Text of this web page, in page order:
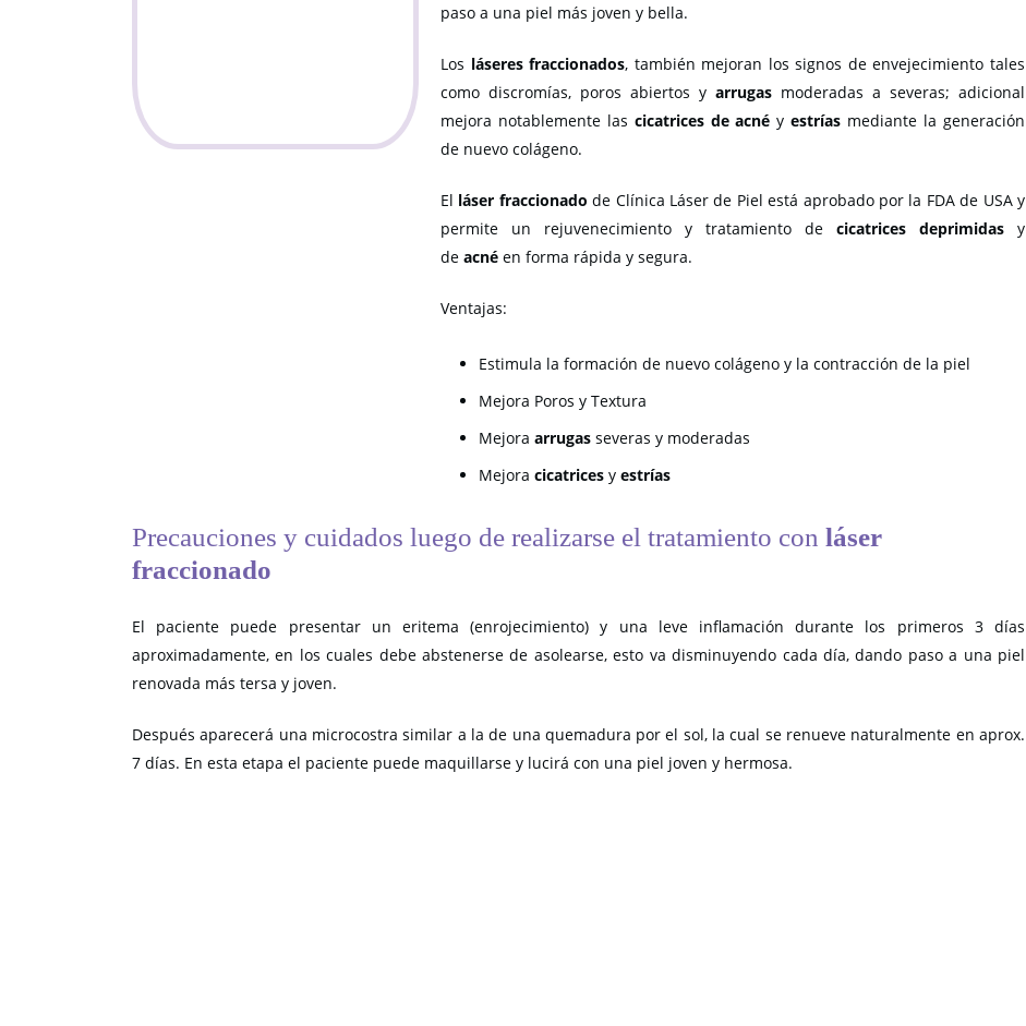
paso a una piel más joven y bella.
Los láseres fraccionados, también mejoran los signos de envejecimiento tales
como discromías, poros abiertos y arrugas moderadas a severas; adicional
mejora notablemente las cicatrices de acné yestrías mediante la generación
de nuevo colágeno.
El láser fraccionado de Clínica Láser de Piel está aprobado por la FDA de USA y
permite un rejuvenecimiento y tratamiento de cicatrices deprimidas y
de acnéen forma rápida y segura.
Ventajas:
Estimula la formación de nuevo colágeno y la contracción de la piel
Mejora Poros y Textura
Mejora arrugas severas y moderadas
Mejora cicatricesy estrías
Precauciones y cuidados luego de realizarse el tratamiento con láser
fraccionado
El paciente puede presentar un eritema (enrojecimiento) y una leve inflamación durante los primeros 3 días
aproximadamente, en los cuales debe abstenerse de asolearse, esto va disminuyendo cada día, dando paso a una piel
renovada más tersa y joven.
Después aparecerá una microcostra similar a la de una quemadura por el sol, la cual se renueve naturalmente en aprox.
7 días. En esta etapa el paciente puede maquillarse y lucirá con una piel joven y hermosa.